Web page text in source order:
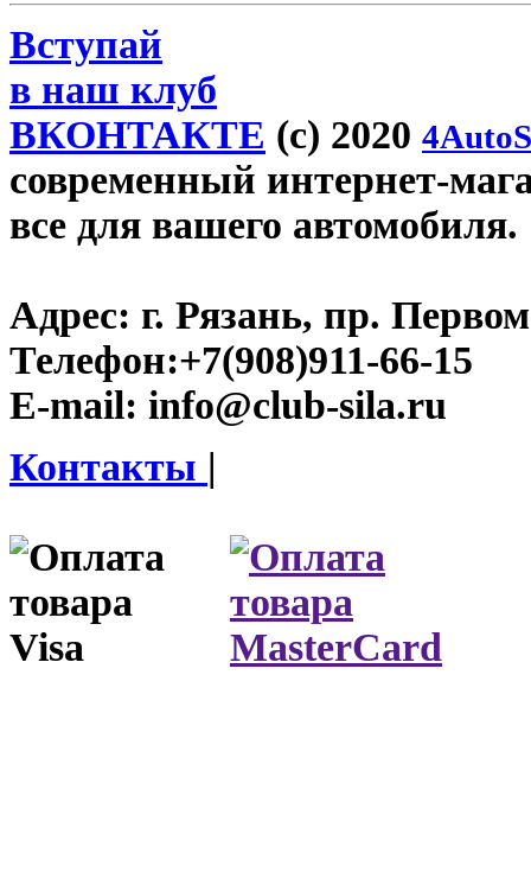
Вступай
в наш клуб
ВКОНТАКТЕ (c) 2020
современный интернет-
все для вашего автомобиля.
Адрес: г. Рязань, пр.
Телефон:+7(908)911-66-15
E-mail: info@club-sila.ru
Контакты |